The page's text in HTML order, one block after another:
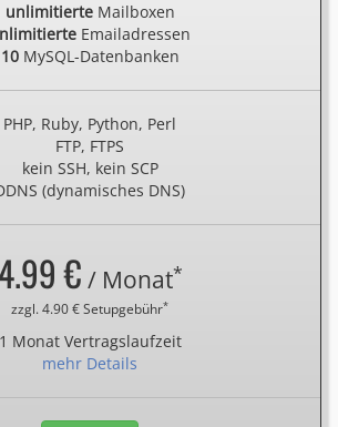
unlimitierteMailboxen
Emailadressen
10MySQL-Datenbanken
PHP, Ruby, Python, Perl
FTP, FTPS
kein SSH, kein SCP
(dynamisches DNS)
4.99 € / Monat*
zzgl. 4.90 € Setupgebühr*
1 Monat Vertragslaufzeit
mehr Details